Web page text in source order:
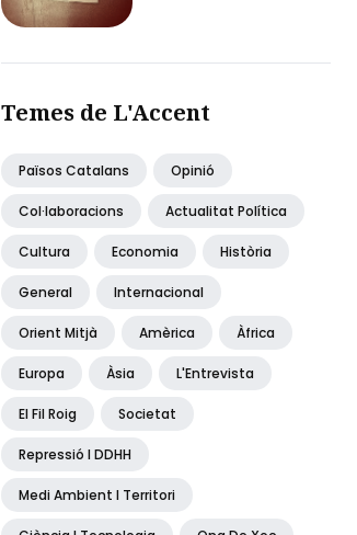
Temes de L'Accent
Països Catalans Opinió
Col·laboracions Actualitat Política
Cultura Economia Història
General Internacional
Orient Mitjà Amèrica Àfrica
Europa Àsia L'Entrevista
El Fil Roig Societat
Repressió I DDHH
Medi Ambient I Territori